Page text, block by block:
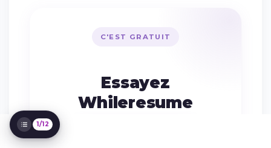
Optimiser sa candidature avec
1/12
C'EST GRATUIT
Essayez
Whileresume